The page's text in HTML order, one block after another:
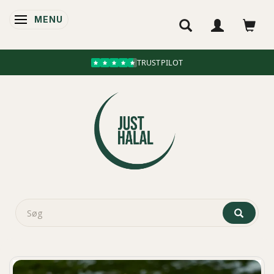
SKIFTE NAVIGATION
MENU
TRUSTPILOT